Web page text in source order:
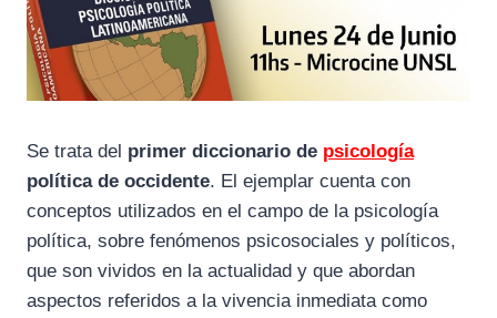
Se trata del primer diccionario de psicología
política de occidente. El ejemplar cuenta con
conceptos utilizados en el campo de la psicología
política, sobre fenómenos psicosociales y políticos,
que son vividos en la actualidad y que abordan
aspectos referidos a la vivencia inmediata como